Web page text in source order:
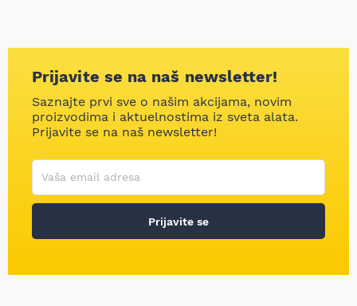
Prijavite se na naš newsletter!
Saznajte prvi sve o našim akcijama, novim
proizvodima i aktuelnostima iz sveta alata.
Prijavite se na naš newsletter!
Korisničko ime
Vaša email adresa
Prijavite se